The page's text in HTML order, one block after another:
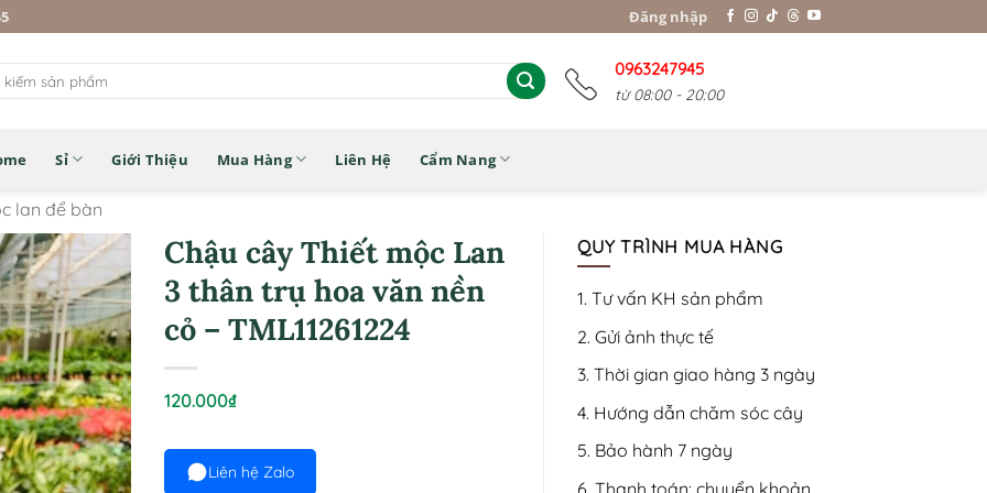
Đăng nhập
0963247945
từ 08:00 - 20:00
Sỉ Giới Thiệu Mua Hàng Liên Hệ Cẩm Nang
lan để bàn
Chậu cây Thiết mộc Lan
3 thân trụ hoa văn nền
cỏ – TML11261224
120.000₫
Liên hệ Zalo
QUY TRÌNH MUA HÀNG
1. Tư vấn KH sản phẩm
2. Gửi ảnh thực tế
3. Thời gian giao hàng 3 ngày
4. Hướng dẫn chăm sóc cây
5. Bảo hành 7 ngày
6. Thanh toán: chuyển khoản,